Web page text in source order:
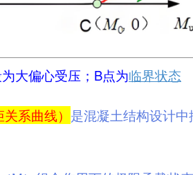
大偏心受压；B点为临界状态
关系曲线） 是混凝土结构设计中